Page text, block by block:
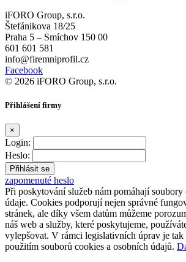
iFORO Group, s.r.o.
Štefánikova 18/25
Praha 5 – Smíchov 150 00
601 601 581
info@firemniprofil.cz
Facebook
© 2026 iFORO Group, s.r.o.
Přihlášení firmy
×
Login:
Heslo:
zapomenuté heslo
Při poskytování služeb nám pomáhají soubory
údaje. Cookies podporují nejen správné
stránek, ale díky všem datům můžeme
náš web a služby, které poskytujeme,
vylepšovat. V rámci legislativních úprav je tak
použitím souborů cookies a osobních údajů.